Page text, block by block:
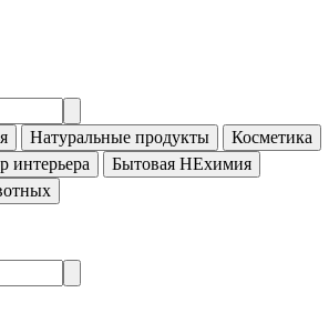
Натуральные продукты
Косметика
интерьера
Бытовая НЕхимия